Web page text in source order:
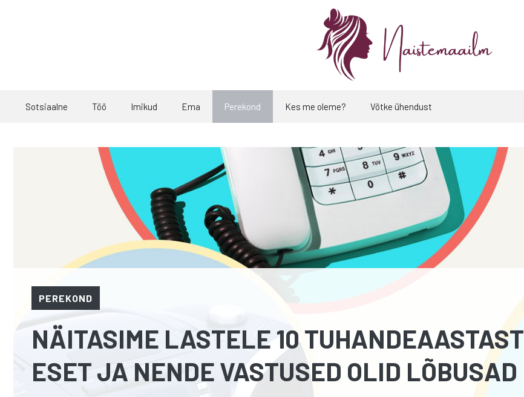
Sotsiaalne Töö Imikud Ema Perekond Kes me oleme? Võtke ühendust
PEREKOND
NÄITASIME LASTELE 10 TUHANDEAASTAST
ESET JA NENDE VASTUSED OLID LÕBUSAD